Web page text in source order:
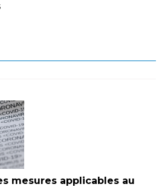
mesures applicables au